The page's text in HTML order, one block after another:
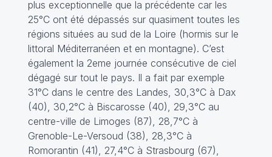
plus exceptionnelle que la précédente car les
25°C ont été dépassés sur quasiment toutes les
régions situées au sud de la Loire (hormis sur le
littoral Méditerranéen et en montagne). C’est
également la 2eme journée consécutive de ciel
dégagé sur tout le pays. Il a fait par exemple
31°C dans le centre des Landes, 30,3°C à Dax
(40), 30,2°C à Biscarosse (40), 29,3°C au
centre-ville de Limoges (87), 28,7°C à
Grenoble-Le-Versoud (38), 28,3°C à
Romorantin (41), 27,4°C à Strasbourg (67),